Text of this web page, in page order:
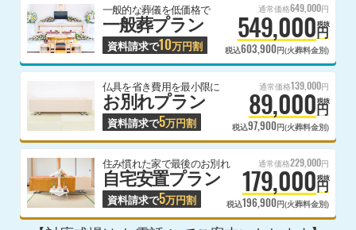
一般的な葬儀を低価格で
一般葬プラン
資料請求で10万円割
通常価格649,000円
549,000円
税抜
税込603,900円(火葬料金別)
仏具を省き費用を最小限に
お別れプラン
資料請求で5万円割
通常価格139,000円
89,000円
税抜
税込97,900円(火葬料金別)
住み慣れた家で最後のお別れ
自宅安置プラン
資料請求で5万円割
通常価格229,000円
179,000円
税抜
税込196,900円(火葬料金別)